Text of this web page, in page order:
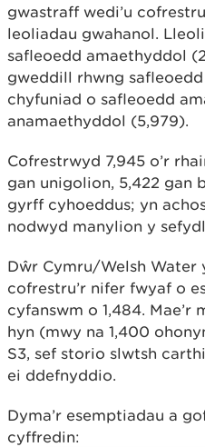
gwastraff wedi’u
leoliadau gwahanol.
safleoedd amaethyddol
gweddill rhwng
chyfuniad o safleoedd
anamaethyddol (5,979).
Cofrestrwyd 7,945 o’r
gan unigolion, 5,422 gan
gyrff cyhoeddus; yn
nodwyd manylion y
Dŵr Cymru/Welsh Water
cofrestru’r nifer fwyaf o
cyfanswm o 1,484.
hyn (mwy na 1,400
S3, sef storio slwtsh
ei ddefnyddio.
Dyma’r esemptiadau a
cyffredin: